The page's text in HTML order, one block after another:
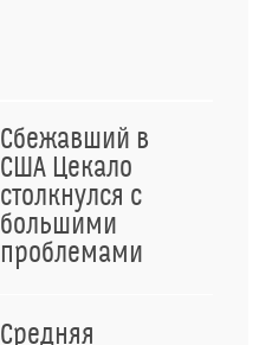
Сбежавший в
США Цекало
столкнулся с
большими
проблемами
Средняя